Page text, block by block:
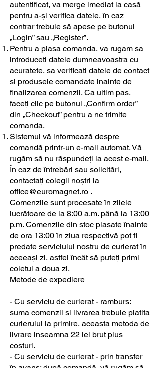
autentificat, va merge imediat la casă
pentru a-și verifica datele, în caz
contrar trebuie să apese pe butonul
„Login” sau „Register”.
Pentru a plasa comanda, va rugam sa
introduceti datele dumneavoastra cu
acuratete, sa verificati datele de contact
si produsele comandate inainte de
finalizarea comenzii. Ca ultim pas,
faceți clic pe butonul „Confirm order”
din „Checkout” pentru a ne trimite
comanda.
Sistemul vă informează despre
comandă printr-un e-mail automat. Vă
rugăm să nu răspundeți la acest e-mail.
În caz de întrebări sau solicitări,
contactați colegii noștri la
office@euromagnet.ro .
Comenzile sunt procesate în zilele
lucrătoare de la 8:00 a.m. până la 13:00
p.m. Comenzile din stoc plasate înainte
de ora 13:00 în ziua respectivă pot fi
predate serviciului nostru de curierat în
aceeași zi, astfel încât să puteți primi
coletul a doua zi.
Metode de expediere
- Cu serviciu de curierat - ramburs:
suma comenzii si livrarea trebuie platita
curierului la primire, aceasta metoda de
livrare inseamna 22 lei brut plus
costuri.
- Cu serviciu de curierat - prin transfer